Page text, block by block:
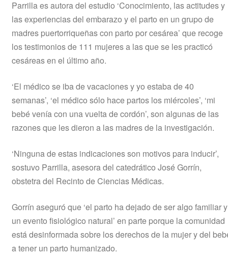
Parrilla es autora del estudio ‘Conocimiento, las actitudes y
las experiencias del embarazo y el parto en un grupo de
madres puertorriqueñas con parto por cesárea’ que recoge
los testimonios de 111 mujeres a las que se les practicó
cesáreas en el último año.
‘El médico se iba de vacaciones y yo estaba de 40
semanas’, ‘el médico sólo hace partos los miércoles’, ‘mi
bebé venía con una vuelta de cordón’, son algunas de las
razones que les dieron a las madres de la investigación.
‘Ninguna de estas indicaciones son motivos para inducir’,
sostuvo Parrilla, asesora del catedrático José Gorrín,
obstetra del Recinto de Ciencias Médicas.
Gorrín aseguró que ‘el parto ha dejado de ser algo familiar y
un evento fisiológico natural’ en parte porque la comunidad
está desinformada sobre los derechos de la mujer y del
a tener un parto humanizado.